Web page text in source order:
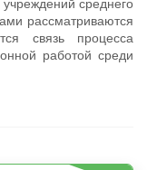
рассматриваются
связь процесса
работой среди